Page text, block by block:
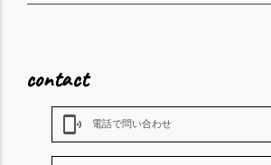
contact
phonelink_ring 電話で問い合わせ